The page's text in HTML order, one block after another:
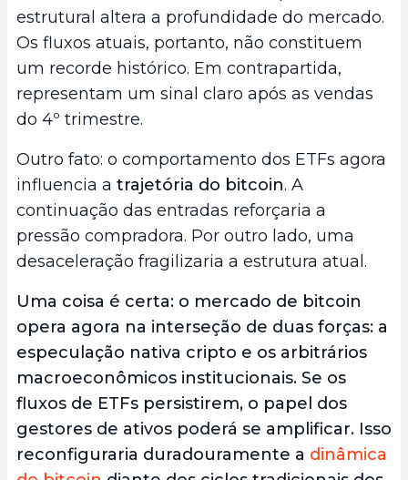
estrutural altera a profundidade do mercado.
Os fluxos atuais, portanto, não constituem
um recorde histórico. Em contrapartida,
representam um sinal claro após as vendas
do 4º trimestre.
Outro fato: o comportamento dos ETFs agora
influencia a trajetória do bitcoin. A
continuação das entradas reforçaria a
pressão compradora. Por outro lado, uma
desaceleração fragilizaria a estrutura atual.
Uma coisa é certa: o mercado de bitcoin
opera agora na interseção de duas forças: a
especulação nativa cripto e os arbitrários
macroeconômicos institucionais. Se os
fluxos de ETFs persistirem, o papel dos
gestores de ativos poderá se amplificar. Isso
reconfiguraria duradouramente a dinâmica